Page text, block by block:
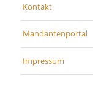
Kontakt
Mandantenportal
Impressum